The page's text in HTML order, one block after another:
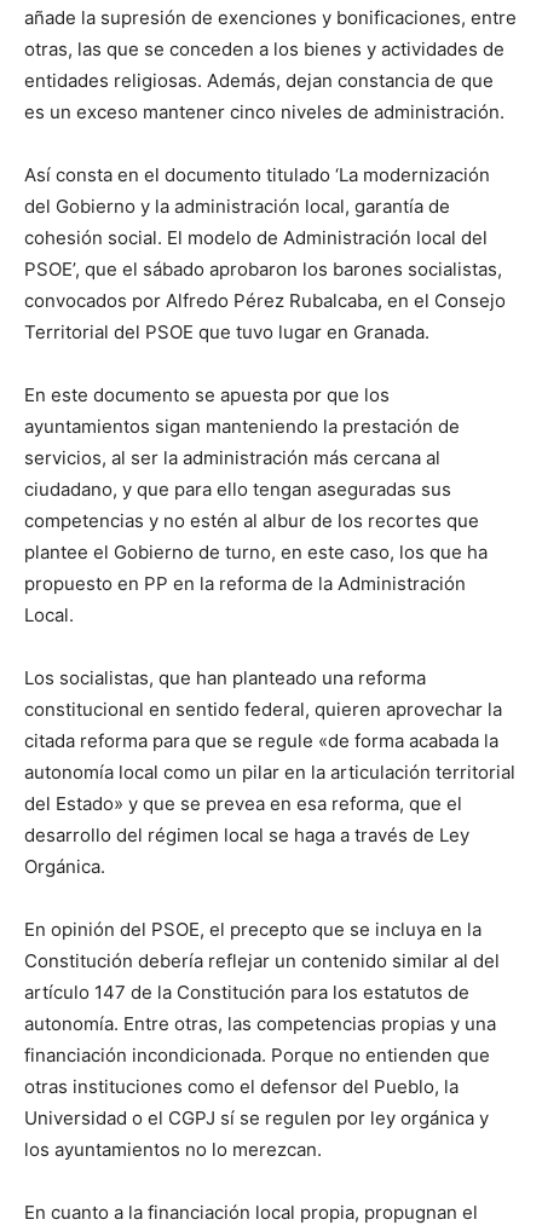
añade la supresión de exenciones y bonificaciones, entre
otras, las que se conceden a los bienes y actividades de
entidades religiosas. Además, dejan constancia de que
es un exceso mantener cinco niveles de administración.
Así consta en el documento titulado ‘La modernización
del Gobierno y la administración local, garantía de
cohesión social. El modelo de Administración local del
PSOE’, que el sábado aprobaron los barones socialistas,
convocados por Alfredo Pérez Rubalcaba, en el Consejo
Territorial del PSOE que tuvo lugar en Granada.
En este documento se apuesta por que los
ayuntamientos sigan manteniendo la prestación de
servicios, al ser la administración más cercana al
ciudadano, y que para ello tengan aseguradas sus
competencias y no estén al albur de los recortes que
plantee el Gobierno de turno, en este caso, los que ha
propuesto en PP en la reforma de la Administración
Local.
Los socialistas, que han planteado una reforma
constitucional en sentido federal, quieren aprovechar la
citada reforma para que se regule «de forma acabada la
autonomía local como un pilar en la articulación territorial
del Estado» y que se prevea en esa reforma, que el
desarrollo del régimen local se haga a través de Ley
Orgánica.
En opinión del PSOE, el precepto que se incluya en la
Constitución debería reflejar un contenido similar al del
artículo 147 de la Constitución para los estatutos de
autonomía. Entre otras, las competencias propias y una
financiación incondicionada. Porque no entienden que
otras instituciones como el defensor del Pueblo, la
Universidad o el CGPJ sí se regulen por ley orgánica y
los ayuntamientos no lo merezcan.
En cuanto a la financiación local propia, propugnan el